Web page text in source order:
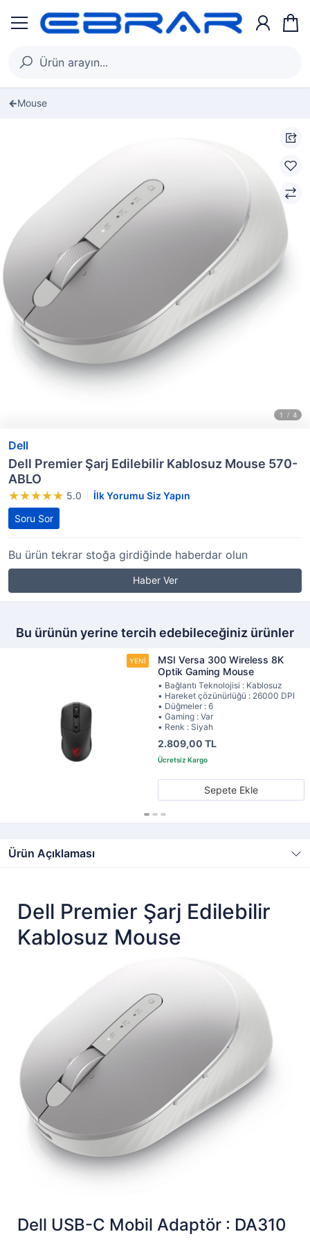
Mouse
Dell
Dell Premier Şarj Edilebilir Kablosuz Mouse 570-
ABLO
5.0
İlk Yorumu Siz Yapın
Soru Sor
Bu ürün tekrar stoğa girdiğinde haberdar olun
Haber Ver
Bu ürünün yerine tercih edebileceğiniz ürünler
MSI Versa 300 Wireless 8K
Optik Gaming Mouse
• Bağlantı Teknolojisi : Kablosuz
• Hareket çözünürlüğü : 26000 DPI
• Düğmeler : 6
• Gaming : Var
• Renk : Siyah
2.809,00 TL
Sepete Ekle
Ürün Açıklaması
Dell Premier Şarj Edilebilir
Kablosuz Mouse
Dell USB-C Mobil Adaptör : DA310